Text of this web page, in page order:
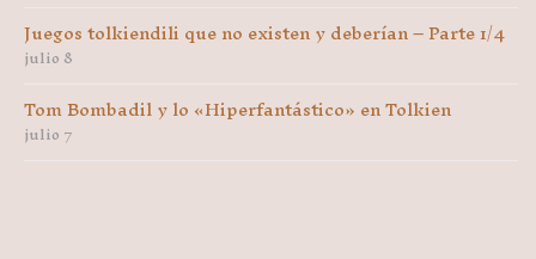
Juegos tolkiendili que no existen y deberían – Parte 1/4
julio 8
Tom Bombadil y lo «Hiperfantástico» en Tolkien
julio 7